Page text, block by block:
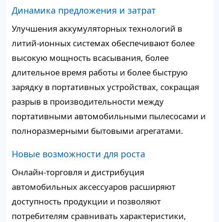
Динамика предложения и затрат
Улучшения аккумуляторных технологий в
литий-ионных системах обеспечивают более
высокую мощность всасывания, более
длительное время работы и более быструю
зарядку в портативных устройствах, сокращая
разрыв в производительности между
портативными автомобильными пылесосами и
полноразмерными бытовыми агрегатами.
Новые возможности для роста
Онлайн-торговля и дистрибуция
автомобильных аксессуаров расширяют
доступность продукции и позволяют
потребителям сравнивать характеристики,